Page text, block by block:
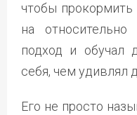
чтобы
на
подход и обучал
себя, чем удивлял
Его не просто